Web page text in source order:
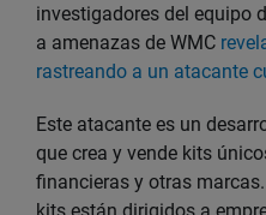
investigadores del equipo
a amenazas de WMC
rastreando a un atacante
Este atacante es un
que crea y vende kits
financieras y otras